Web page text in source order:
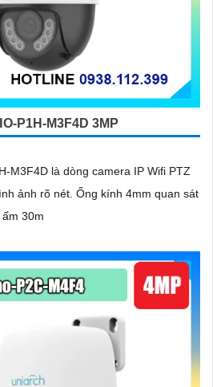
P1H-M3F4D 3MP
M3F4D là dòng camera IP Wifi PTZ
ảnh rõ nét. Ống kính 4mm quan sát
30m